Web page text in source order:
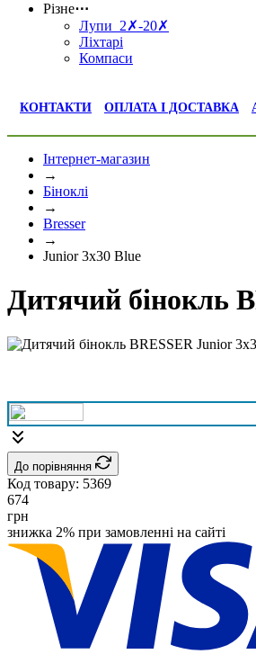
Різне⋯
Лупи 2✗-20✗
Ліхтарі
Компаси
КОНТАКТИ ОПЛАТА І ДОСТАВКА
Інтернет-магазин
→
Біноклі
→
Bresser
→
Junior 3x30 Blue
Дитячий бінокль
До порівняння
Код товару: 5369
674
грн
знижка 2% при замовленні на сайті